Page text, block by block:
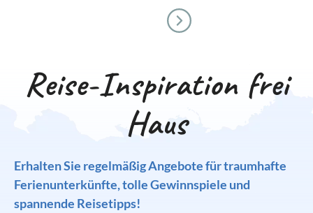
Reise-Inspiration frei
Haus
Erhalten Sie regelmäßig Angebote für traumhafte
Ferienunterkünfte, tolle Gewinnspiele und
spannende Reisetipps!